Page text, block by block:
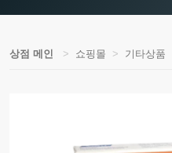
상점 메인 쇼핑몰 기타상품